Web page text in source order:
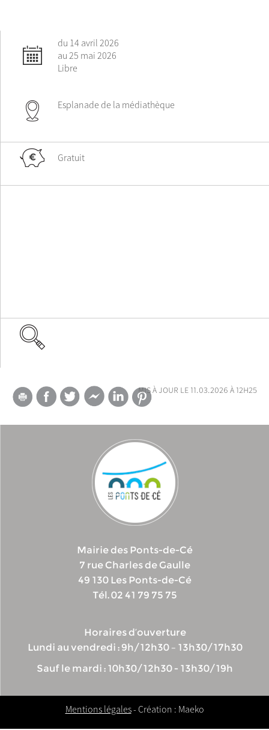
du 14 avril 2026
au 25 mai 2026
Libre
Esplanade de la médiathèque
Gratuit
mis à jour le 11.03.2026 à 12h25
Mairie des Ponts-de-Cé
7 rue Charles de Gaulle
49 130 Les Ponts-de-Cé
Tél. 02 41 79 75 75
Horaires d’ouverture
Lundi au vendredi : 9h/12h30 – 13h30/17h30
Sauf le mardi : 10h30/12h30 - 13h30/19h
Mentions légales- Création : Maeko